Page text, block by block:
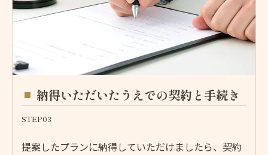
納得いただいたうえでの契約と手続き
STEP03
提案したプランに納得していただけましたら、契約